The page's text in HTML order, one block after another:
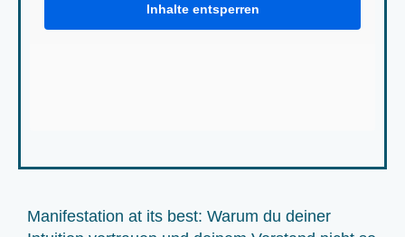
Inhalte entsperren
Manifestation at its best: Warum du deiner